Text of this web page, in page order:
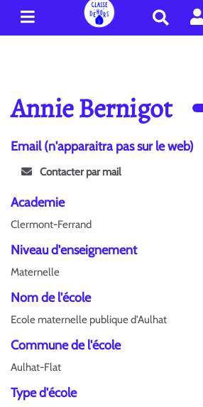
e
c
e
Annie Bernigot
Email (n'apparaitra pas sur le web)
Contacter par mail
Academie
Clermont-Ferrand
Niveau d'enseignement
Maternelle
Nom de l'école
Ecole maternelle publique d'Aulhat
Commune de l'école
Aulhat-Flat
Type d'école